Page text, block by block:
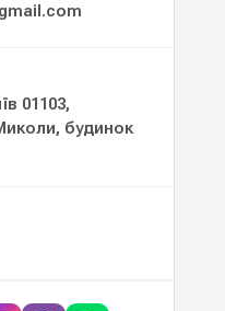
01103,
будинок